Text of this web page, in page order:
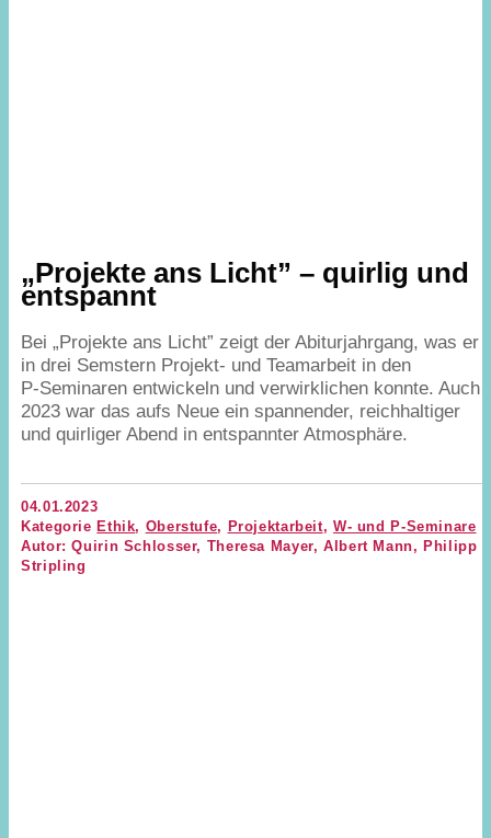
„Projekte ans Licht” – quirlig und
entspannt
Bei„Projekte ans Licht” zeigt der Abiturjahrgang, was er
in drei Semstern Projekt- und Teamarbeit in den
P‑Seminaren entwickeln und verwirklichen konnte. Auch
2023 war das aufs Neue ein spannender, reichhaltiger
und quirliger Abend in entspannter Atmosphäre.
04.01.2023
Kategorie Ethik, Oberstufe, Projektarbeit, W- und P-Seminare
Autor: Quirin Schlosser, Theresa Mayer, Albert Mann, Philipp
Stripling